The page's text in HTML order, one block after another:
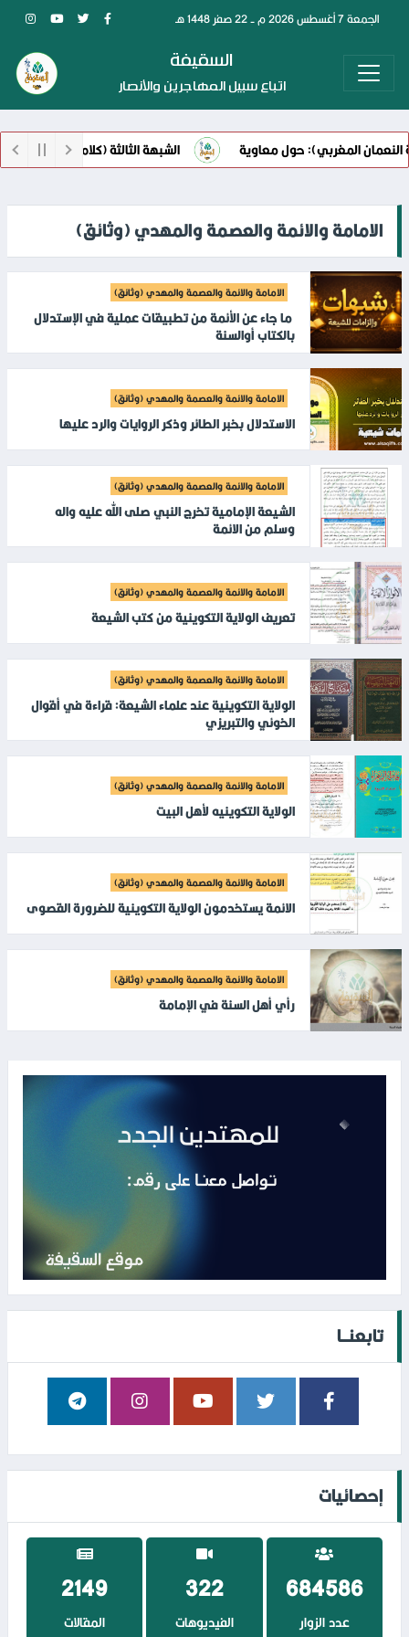
الجمعة 7 أغسطس 2026 م - 22 صفر 1448 هـ
السقيفة
اتباع سبيل المهاجرين والأنصار
المغربي): حول معاوية الشبهة الثالثة (كلام ابن أبي الحديد)
الامامة والائمة والعصمة والمهدي (وثائق)
الامامة والائمة والعصمة والمهدي (وثائق)
ما جاء عن الأئمة من تطبيقات عملية في الإستدلال
بالكتاب أوالسنة
الامامة والائمة والعصمة والمهدي (وثائق)
الاستدلال بخبر الطائر وذكر الروايات والرد عليها
الامامة والائمة والعصمة والمهدي (وثائق)
الشيعة الإمامية تخرج النبي صلى الله عليه واله
وسلم من الائمة
الامامة والائمة والعصمة والمهدي (وثائق)
تعريف الولاية التكوينية من كتب الشيعة
الامامة والائمة والعصمة والمهدي (وثائق)
الولاية التكوينية عند علماء الشيعة: قراءة في أقوال
الخوئي والتبريزي
الامامة والائمة والعصمة والمهدي (وثائق)
الولاية التكوينيه لأهل البيت
الامامة والائمة والعصمة والمهدي (وثائق)
الائمة يستخدمون الولاية التكوينية للضرورة القصوى
الامامة والائمة والعصمة والمهدي (وثائق)
رأي أهل السنة في الإمامة
تابعنــا
إحصائيات
774387
عدد الزوار
364
الفيديوهات
2434
المقالات